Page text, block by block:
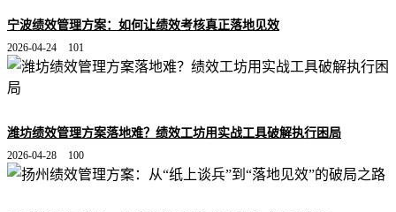
宁波绩效管理方案：如何让绩效考核真正落地见效
2026-04-24 101
潍坊绩效管理方案落地难？绩效工坊用实战工具破解执行困局
2026-04-28 100